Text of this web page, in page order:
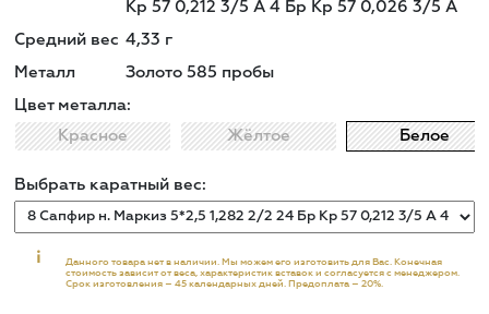
Кр 57 0,212 3/5 А 4 Бр Кр 57 0,026 3/5 А
Средний вес 4,33 г
Металл Золото 585 пробы
Цвет металла:
Красное Жёлтое Белое
Выбрать каратный вес:
i
Данного товара нет в наличии. Мы можем его изготовить для Вас. Конечная
стоимость зависит от веса, характеристик вставок и согласуется с менеджером.
Срок изготовления – 45 календарных дней. Предоплата – 20%.